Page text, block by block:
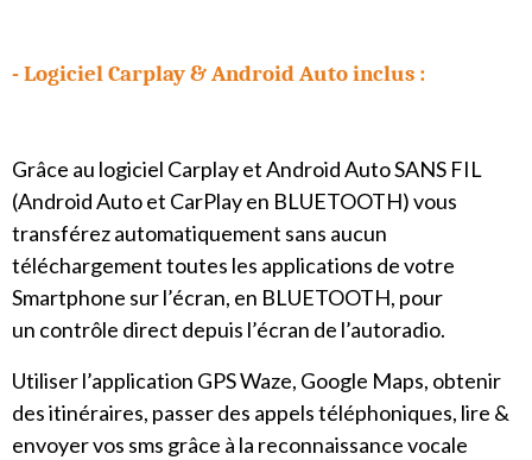
- LogicielCarplay & Android Auto inclus :
Grâce au logiciel Carplay et Android Auto SANS FIL
(Android Auto et CarPlay en BLUETOOTH) vous
transférez automatiquement sans aucun
téléchargement toutes les applications de votre
Smartphone sur l’écran, en BLUETOOTH, pour
un contrôle direct depuis l’écran de l’autoradio.
Utiliser l’application GPS Waze, Google Maps, obtenir
des itinéraires, passer des appels téléphoniques, lire &
envoyer vos sms grâce à la reconnaissance vocale